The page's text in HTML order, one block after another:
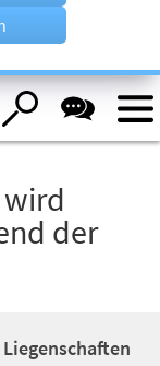
der